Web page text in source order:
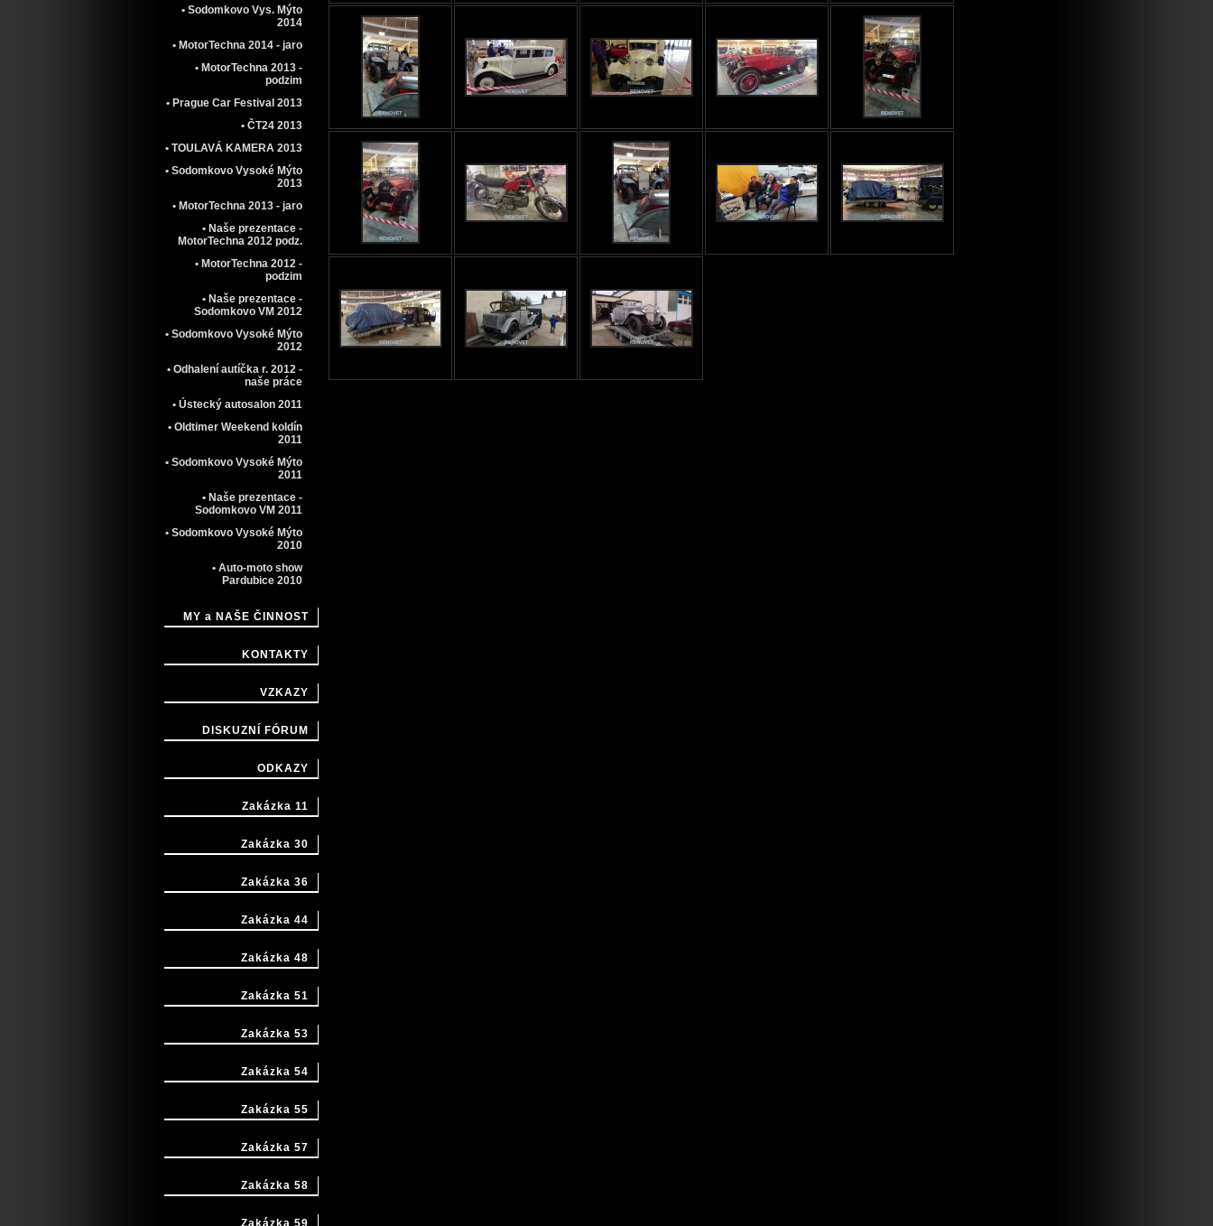
• Sodomkovo Vys. Mýto
2014
• MotorTechna 2014 - jaro
• MotorTechna 2013 -
podzim
• Prague Car Festival 2013
• ČT24 2013
• TOULAVÁ KAMERA 2013
• Sodomkovo Vysoké Mýto
2013
• MotorTechna 2013 - jaro
• Naše prezentace -
MotorTechna 2012 podz.
• MotorTechna 2012 -
podzim
• Naše prezentace -
Sodomkovo VM 2012
• Sodomkovo Vysoké Mýto
2012
• Odhalení autíčka r. 2012 -
naše práce
• Ústecký autosalon 2011
• Oldtimer Weekend koldín
2011
• Sodomkovo Vysoké Mýto
2011
• Naše prezentace -
Sodomkovo VM 2011
• Sodomkovo Vysoké Mýto
2010
• Auto-moto show
Pardubice 2010
MY a NAŠE ČINNOST
KONTAKTY
VZKAZY
DISKUZNÍ FÓRUM
ODKAZY
Zakázka 11
Zakázka 30
Zakázka 36
Zakázka 44
Zakázka 48
Zakázka 51
Zakázka 53
Zakázka 54
Zakázka 55
Zakázka 57
Zakázka 58
Zakázka 59